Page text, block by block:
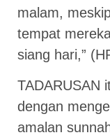
malam,
tempat
siang hari,”
TADARUSAN
dengan
amalan